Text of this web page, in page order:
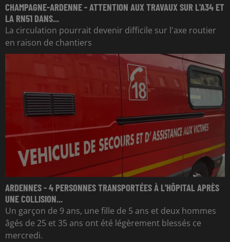
CHAMPAGNE-ARDENNE - ATTENTION AUX TRAVAUX SUR L'A34 ET
LA RN51 DANS...
La circulation pourrait devenir difficile sur l'axe routier
en raison de chantiers
ARDENNES - 4 PERSONNES TRANSPORTÉES À L'HÔPITAL APRÈS
UNE COLLISION...
Un garçon de 9 ans, une fille de 5 ans et deux hommes
âgés de 25 et 35 ans ont été légèrement blessés ce
mercredi.